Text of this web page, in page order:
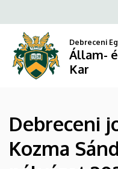
joghallgató
Kozma
Sándor
tudományos
pályázat
a
tartalomra
Debreceni
Állam-
Kar
Debreceni
Kozma